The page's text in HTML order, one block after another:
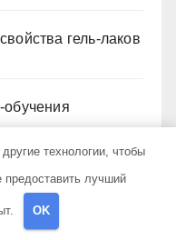
гель-лаков
экскурсии и
технологии, чтобы
предоставить лучший
OK